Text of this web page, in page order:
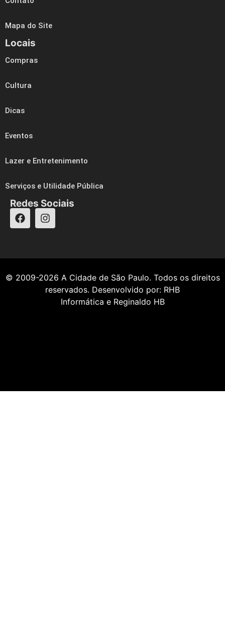
Mapa do Site
Locais
Compras
Cultura
Dicas
Eventos
Lazer e Entretenimento
Serviços e Utilidade Pública
Redes Sociais
© 2009-2026 A Cidade de São Paulo. Todos os direitos
reservados. Desenvolvido por: RHB
Informática e Reginaldo HB